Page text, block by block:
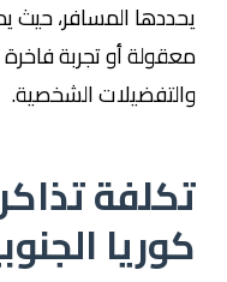
يحددها المسافر، حيث
معقولة أو تجربة
والتفضيلات الشخصية.
تكلفة
كوريا